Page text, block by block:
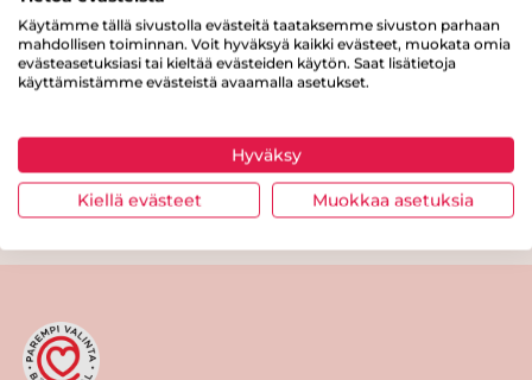
Proteiinia 14 g
Suolaa
Tulosta sivu Jaa tuote
Käytämme tällä sivustolla evästeitä taataksemme sivuston parhaan
mahdollisen toiminnan. Voit hyväksyä kaikki evästeet, muokata omia
evästeasetuksiasi tai kieltää evästeiden käytön. Saat lisätietoja
käyttämistämme evästeistä avaamalla asetukset.
Hyväksy
Kiellä evästeet Muokkaa asetuksia